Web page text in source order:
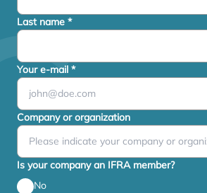
Last name *
Your e-mail *
Company or organization
Is your company an IFRA member?
No